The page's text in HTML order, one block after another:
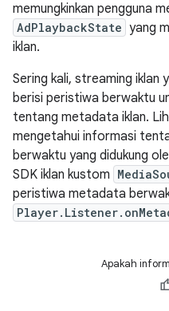
memungkinkan pengguna
AdPlaybackState yang
iklan.
Sering kali, streaming iklan
berisi peristiwa berwaktu
tentang metadata iklan.
mengetahui informasi
berwaktu yang didukung
SDK iklan kustom
peristiwa metadata
Apakah